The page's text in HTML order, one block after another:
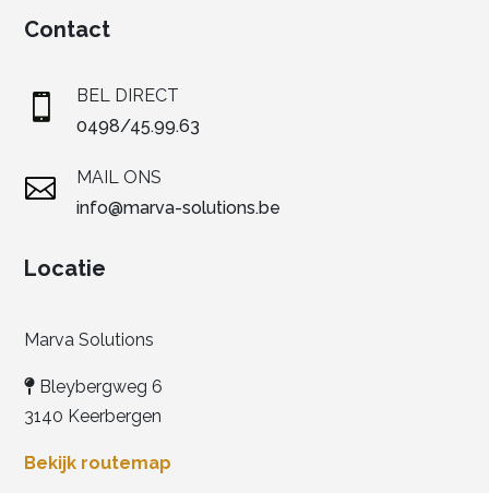
Contact

BEL DIRECT
0498/45.99.63

MAIL ONS
info@marva-solutions.be
Locatie
Marva Solutions
Bleybergweg 6
3140 Keerbergen
Bekijk routemap